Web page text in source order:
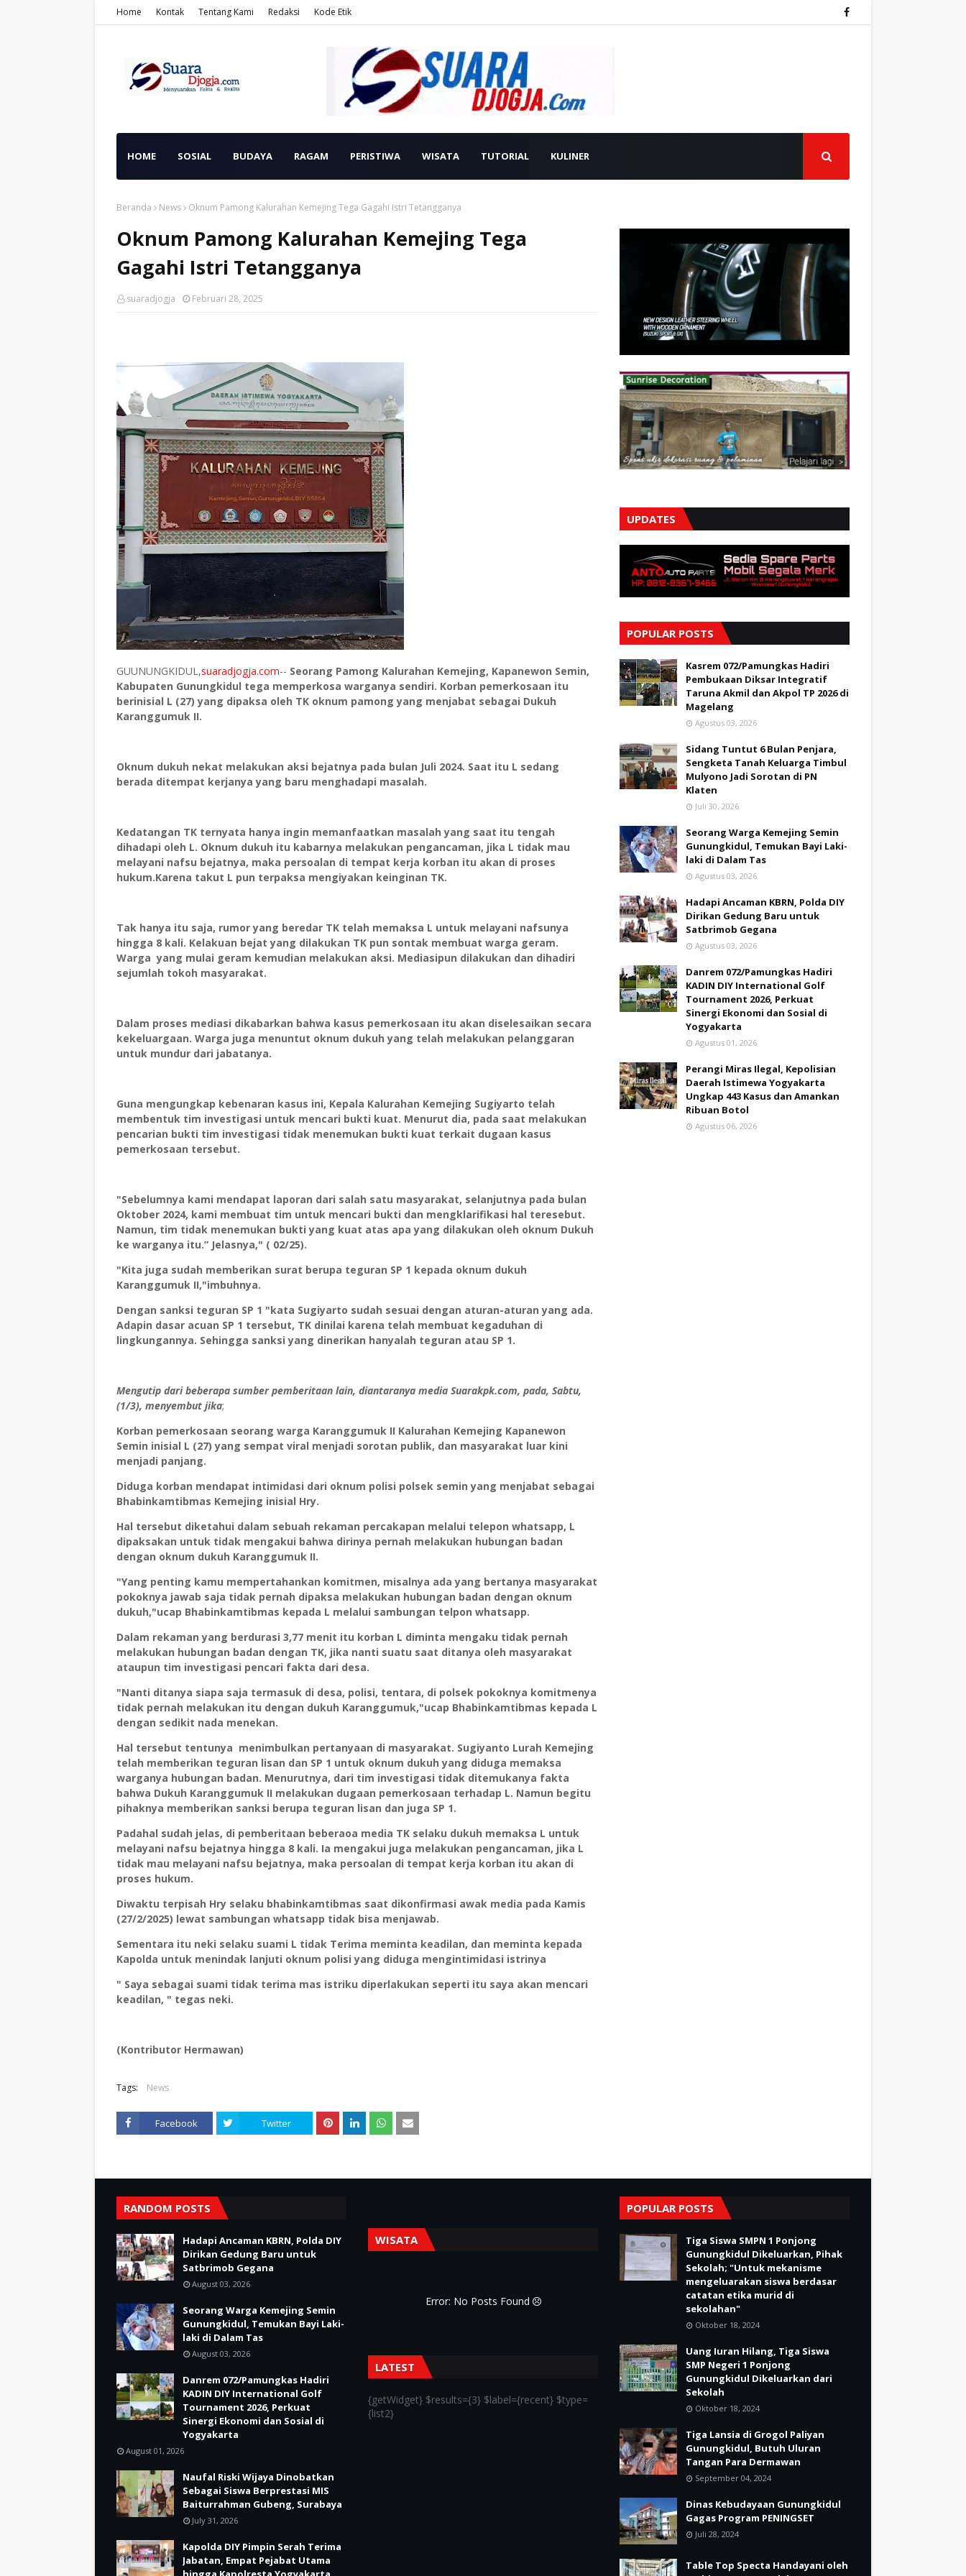
Home Kontak Tentang Kami Redaksi Kode Etik
HOME SOSIAL BUDAYA RAGAM PERISTIWA WISATA TUTORIAL KULINER
Beranda News Oknum Pamong Kalurahan Kemejing Tega Gagahi Istri Tetangganya
Oknum Pamong Kalurahan Kemejing Tega
Gagahi Istri Tetangganya
suaradjogja Februari 28, 2025
GUUNUNGKIDUL,suaradjogja.com-- Seorang Pamong Kalurahan Kemejing, Kapanewon Semin,
Kabupaten Gunungkidul tega memperkosa warganya sendiri. Korban pemerkosaan itu
berinisial L (27) yang dipaksa oleh TK oknum pamong yang menjabat sebagai Dukuh
Karanggumuk II.
Oknum dukuh nekat melakukan aksi bejatnya pada bulan Juli 2024. Saat itu L sedang
berada ditempat kerjanya yang baru menghadapi masalah.
Kedatangan TK ternyata hanya ingin memanfaatkan masalah yang saat itu tengah
dihadapi oleh L. Oknum dukuh itu kabarnya melakukan pengancaman, jika L tidak mau
melayani nafsu bejatnya, maka persoalan di tempat kerja korban itu akan di proses
hukum.Karena takut L pun terpaksa mengiyakan keinginan TK.
Tak hanya itu saja, rumor yang beredar TK telah memaksa L untuk melayani nafsunya
hingga 8 kali. Kelakuan bejat yang dilakukan TK pun sontak membuat warga geram.
Warga yang mulai geram kemudian melakukan aksi. Mediasipun dilakukan dan dihadiri
sejumlah tokoh masyarakat.
Dalam proses mediasi dikabarkan bahwa kasus pemerkosaan itu akan diselesaikan secara
kekeluargaan. Warga juga menuntut oknum dukuh yang telah melakukan pelanggaran
untuk mundur dari jabatanya.
Guna mengungkap kebenaran kasus ini, Kepala Kalurahan Kemejing Sugiyarto telah
membentuk tim investigasi untuk mencari bukti kuat. Menurut dia, pada saat melakukan
pencarian bukti tim investigasi tidak menemukan bukti kuat terkait dugaan kasus
pemerkosaan tersebut.
"Sebelumnya kami mendapat laporan dari salah satu masyarakat, selanjutnya pada bulan
Oktober 2024, kami membuat tim untuk mencari bukti dan mengklarifikasi hal teresebut.
Namun, tim tidak menemukan bukti yang kuat atas apa yang dilakukan oleh oknum Dukuh
ke warganya itu.” Jelasnya," ( 02/25).
"Kita juga sudah memberikan surat berupa teguran SP 1 kepada oknum dukuh
Karanggumuk II,"imbuhnya.
Dengan sanksi teguran SP 1 "kata Sugiyarto sudah sesuai dengan aturan-aturan yang ada.
Adapin dasar acuan SP 1 tersebut, TK dinilai karena telah membuat kegaduhan di
lingkungannya. Sehingga sanksi yang dinerikan hanyalah teguran atau SP 1.
Mengutip dari beberapa sumber pemberitaan lain, diantaranya media Suarakpk.com, pada, Sabtu,
(1/3), menyembut jika;
Korban pemerkosaan seorang warga Karanggumuk II Kalurahan Kemejing Kapanewon
Semin inisial L (27) yang sempat viral menjadi sorotan publik, dan masyarakat luar kini
menjadi panjang.
Diduga korban mendapat intimidasi dari oknum polisi polsek semin yang menjabat sebagai
Bhabinkamtibmas Kemejing inisial Hry.
Hal tersebut diketahui dalam sebuah rekaman percakapan melalui telepon whatsapp, L
dipaksakan untuk tidak mengakui bahwa dirinya pernah melakukan hubungan badan
dengan oknum dukuh Karanggumuk II.
"Yang penting kamu mempertahankan komitmen, misalnya ada yang bertanya masyarakat
pokoknya jawab saja tidak pernah dipaksa melakukan hubungan badan dengan oknum
dukuh,"ucap Bhabinkamtibmas kepada L melalui sambungan telpon whatsapp.
Dalam rekaman yang berdurasi 3,77 menit itu korban L diminta mengaku tidak pernah
melakukan hubungan badan dengan TK, jika nanti suatu saat ditanya oleh masyarakat
ataupun tim investigasi pencari fakta dari desa.
"Nanti ditanya siapa saja termasuk di desa, polisi, tentara, di polsek pokoknya komitmenya
tidak pernah melakukan itu dengan dukuh Karanggumuk,"ucap Bhabinkamtibmas kepada L
dengan sedikit nada menekan.
Hal tersebut tentunya menimbulkan pertanyaan di masyarakat. Sugiyanto Lurah Kemejing
telah memberikan teguran lisan dan SP 1 untuk oknum dukuh yang diduga memaksa
warganya hubungan badan. Menurutnya, dari tim investigasi tidak ditemukanya fakta
bahwa Dukuh Karanggumuk II melakukan dugaan pemerkosaan terhadap L. Namun begitu
pihaknya memberikan sanksi berupa teguran lisan dan juga SP 1.
Padahal sudah jelas, di pemberitaan beberaoa media TK selaku dukuh memaksa L untuk
melayani nafsu bejatnya hingga 8 kali. Ia mengakui juga melakukan pengancaman, jika L
tidak mau melayani nafsu bejatnya, maka persoalan di tempat kerja korban itu akan di
proses hukum.
Diwaktu terpisah Hry selaku bhabinkamtibmas saat dikonfirmasi awak media pada Kamis
(27/2/2025) lewat sambungan whatsapp tidak bisa menjawab.
Sementara itu neki selaku suami L tidak Terima meminta keadilan, dan meminta kepada
Kapolda untuk menindak lanjuti oknum polisi yang diduga mengintimidasi istrinya
" Saya sebagai suami tidak terima mas istriku diperlakukan seperti itu saya akan mencari
keadilan, " tegas neki.
(Kontributor Hermawan)
Tags: News
Facebook Twitter
UPDATES
POPULAR POSTS
Kasrem 072/Pamungkas Hadiri
Pembukaan Diksar Integratif
Taruna Akmil dan Akpol TP 2026 di
Magelang
Agustus 03, 2026
Sidang Tuntut 6 Bulan Penjara,
Sengketa Tanah Keluarga Timbul
Mulyono Jadi Sorotan di PN
Klaten
Juli 30, 2026
Seorang Warga Kemejing Semin
Gunungkidul, Temukan Bayi Laki-
laki di Dalam Tas
Agustus 03, 2026
Hadapi Ancaman KBRN, Polda DIY
Dirikan Gedung Baru untuk
Satbrimob Gegana
Agustus 03, 2026
Danrem 072/Pamungkas Hadiri
KADIN DIY International Golf
Tournament 2026, Perkuat
Sinergi Ekonomi dan Sosial di
Yogyakarta
Agustus 01, 2026
Perangi Miras Ilegal, Kepolisian
Daerah Istimewa Yogyakarta
Ungkap 443 Kasus dan Amankan
Ribuan Botol
Agustus 06, 2026
RANDOM POSTS
Hadapi Ancaman KBRN, Polda DIY
Dirikan Gedung Baru untuk
Satbrimob Gegana
August 03, 2026
Seorang Warga Kemejing Semin
Gunungkidul, Temukan Bayi Laki-
laki di Dalam Tas
August 03, 2026
Danrem 072/Pamungkas Hadiri
KADIN DIY International Golf
Tournament 2026, Perkuat
Sinergi Ekonomi dan Sosial di
Yogyakarta
August 01, 2026
Naufal Riski Wijaya Dinobatkan
Sebagai Siswa Berprestasi MIS
Baiturrahman Gubeng, Surabaya
July 31, 2026
Kapolda DIY Pimpin Serah Terima
Jabatan, Empat Pejabat Utama
WISATA
Error: No Posts Found
LATEST
{getWidget} $results={3} $label={recent} $type=
{list2}
POPULAR POSTS
Tiga Siswa SMPN 1 Ponjong
Gunungkidul Dikeluarkan, Pihak
Sekolah; "Untuk mekanisme
mengeluarakan siswa berdasar
catatan etika murid di
sekolahan"
Oktober 18, 2024
Uang Iuran Hilang, Tiga Siswa
SMP Negeri 1 Ponjong
Gunungkidul Dikeluarkan dari
Sekolah
Oktober 18, 2024
Tiga Lansia di Grogol Paliyan
Gunungkidul, Butuh Uluran
Tangan Para Dermawan
September 04, 2024
Dinas Kebudayaan Gunungkidul
Gagas Program PENINGSET
Juli 28, 2024
Table Top Specta Handayani oleh